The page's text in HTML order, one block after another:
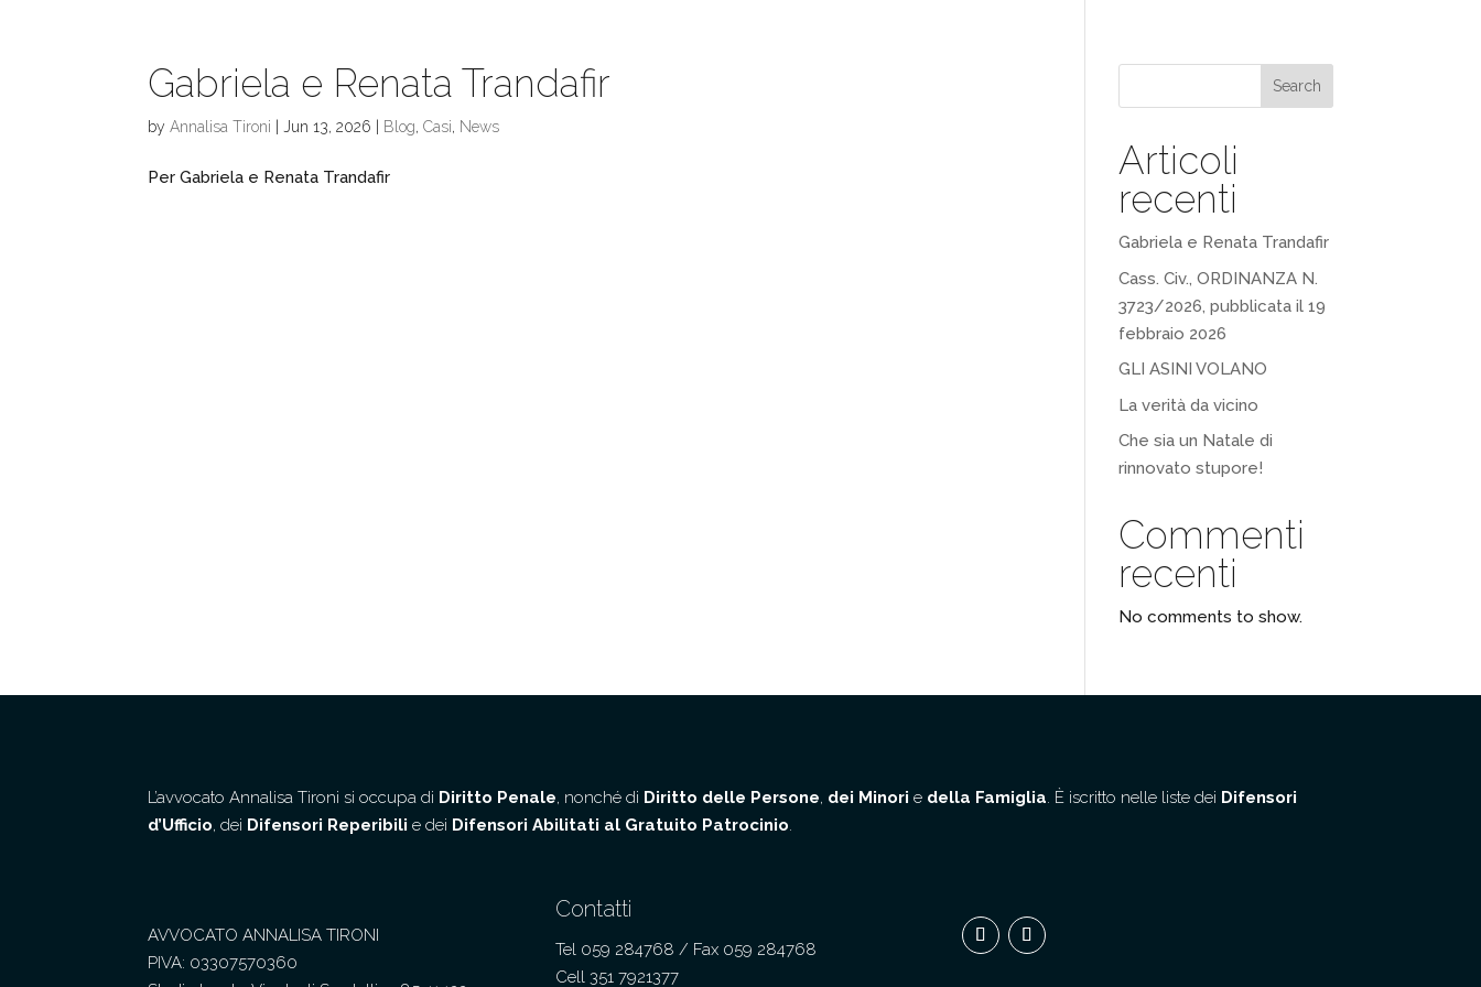
Gabriela e Renata Trandafir
byAnnalisa Tironi Jun 13, 2026 Blog,Casi, News
Per Gabriela e Renata Trandafir
Search
Articoli
recenti
Gabriela e Renata Trandafir
Cass. Civ., ORDINANZA N.
3723/2026, pubblicata il 19
febbraio 2026
GLI ASINI VOLANO
La verità da vicino
Che sia un Natale di
rinnovato stupore!
Commenti
recenti
No comments to show.
L’avvocato Annalisa Tironi si occupa di Diritto Penale, nonché di Diritto delle Persone, dei Minori e della Famiglia. È iscritto nelle liste dei Difensori
d’Ufficio, dei Difensori Reperibili e dei Difensori Abilitati al Gratuito Patrocinio.
AVVOCATO ANNALISA TIRONI
PIVA: 03307570360
Contatti
Tel 059 284768 / Fax 059 284768
Cell 351 7921377